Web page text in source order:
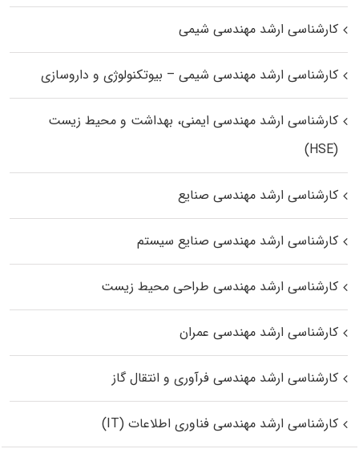
کارشناسی ارشد مهندسی شیمی
کارشناسی ارشد مهندسی شیمی – بیوتکنولوژی و داروسازی
کارشناسی ارشد مهندسی ایمنی، بهداشت و محیط زیست
(HSE)
کارشناسی ارشد مهندسی صنایع
کارشناسی ارشد مهندسی صنایع سیستم
کارشناسی ارشد مهندسی طراحی محیط زیست
کارشناسی ارشد مهندسی عمران
کارشناسی ارشد مهندسی فرآوری و انتقال گاز
کارشناسی ارشد مهندسی فناوری اطلاعات (IT)